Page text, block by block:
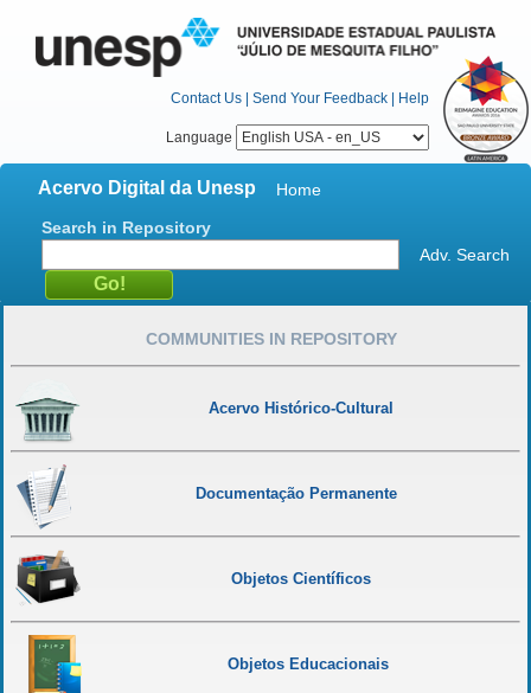
Contact Us | Send Your Feedback | Help
Language
Acervo Digital da Unesp
Home
Search in Repository
Adv. Search
COMMUNITIES IN REPOSITORY
Acervo Histórico-Cultural
Documentação Permanente
Objetos Científicos
Objetos Educacionais